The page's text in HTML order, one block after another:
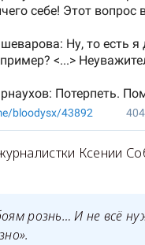
Ксении
рознь… И не всё